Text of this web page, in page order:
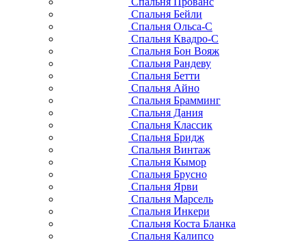
Спальня Бейли
Спальня Ольса-С
Спальня Квадро-С
Спальня Бон Вояж
Спальня Рандеву
Спальня Бетти
Спальня Айно
Спальня Брамминг
Спальня Дания
Спальня Классик
Спальня Бридж
Спальня Винтаж
Спальня Кымор
Спальня Брусно
Спальня Ярви
Спальня Марсель
Спальня Инкери
Спальня Коста Бланка
Спальня Калипсо